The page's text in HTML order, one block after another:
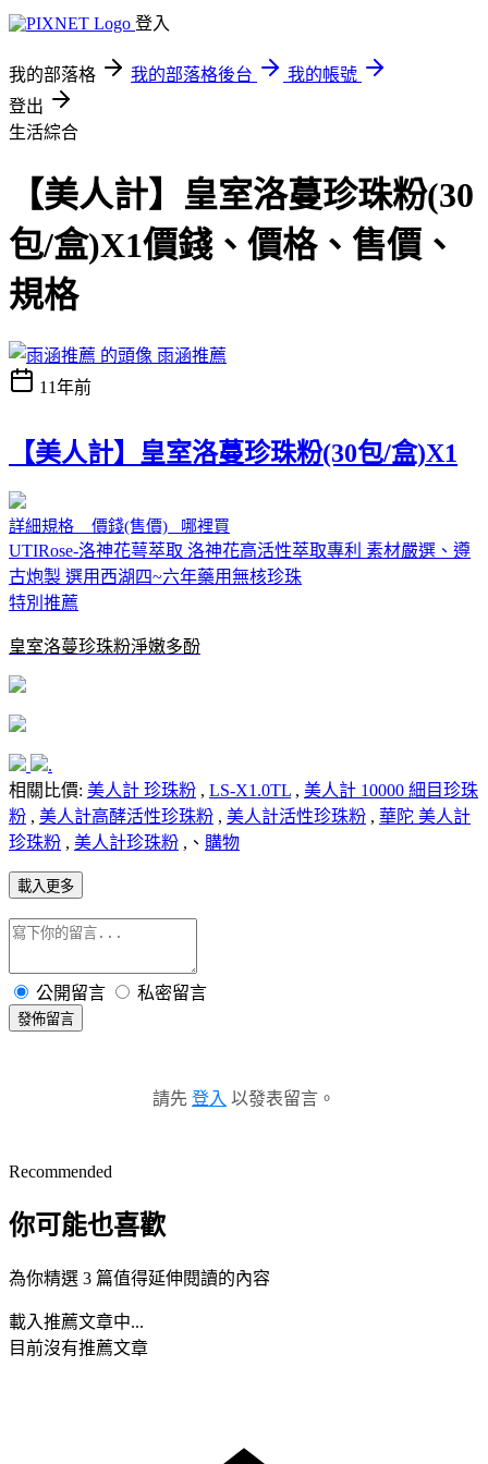
登入
我的部落格 我的部落格後台
我的帳號
登出
生活綜合
【美人計】皇室洛蔓珍珠粉(30
包/盒)X1價錢、價格、售價、
規格
雨涵推薦
11年前
【美人計】皇室洛蔓珍珠粉(30包/盒)X1
詳細規格 價錢(售價) 哪裡買
UTIRose-洛神花萼萃取 洛神花高活性萃取專利 素材嚴選、遵
古炮製 選用西湖四~六年藥用無核珍珠
特別推薦
皇室洛蔓珍珠粉淨嫩多酚
.
相關比價: 美人計 珍珠粉 , LS-X1.0TL , 美人計 10000 細目珍珠
粉 , 美人計高酵活性珍珠粉 , 美人計活性珍珠粉 , 華陀 美人計
珍珠粉 , 美人計珍珠粉 ,、 購物
載入更多
公開留言 私密留言
發佈留言
請先 登入 以發表留言。
Recommended
你可能也喜歡
為你精選 3 篇值得延伸閱讀的內容
載入推薦文章中...
目前沒有推薦文章